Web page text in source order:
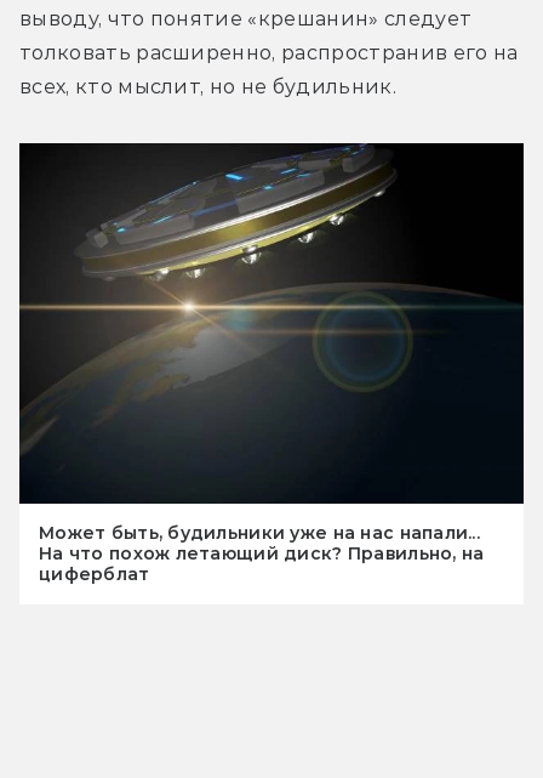
выводу, что понятие «крешанин» следует
толковать расширенно, распространив его на
всех, кто мыслит, но не будильник.
Может быть, будильники уже на нас напали...
На что похож летающий диск? Правильно, на
циферблат